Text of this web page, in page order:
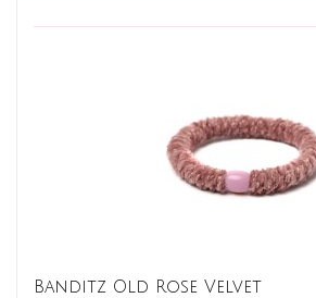
Banditz Old Rose Velvet